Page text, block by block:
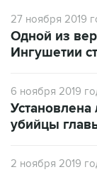
27 ноября 2019
Одной из
Ингушетии
6 ноября 2019
убийцы
2 ноября 2019